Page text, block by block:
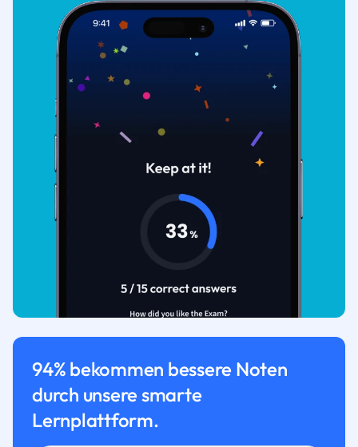
94% bekommen bessere Noten
durch unsere smarte
Lernplattform.